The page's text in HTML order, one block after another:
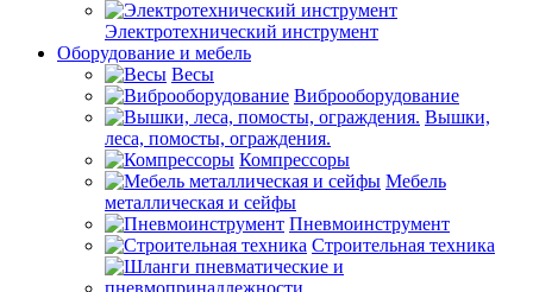
Электротехнический инструмент
Оборудование и мебель
Весы
Виброоборудование
Вышки,
леса, помосты, ограждения.
Компрессоры
Мебель
металлическая и сейфы
Пневмоинструмент
Строительная техника